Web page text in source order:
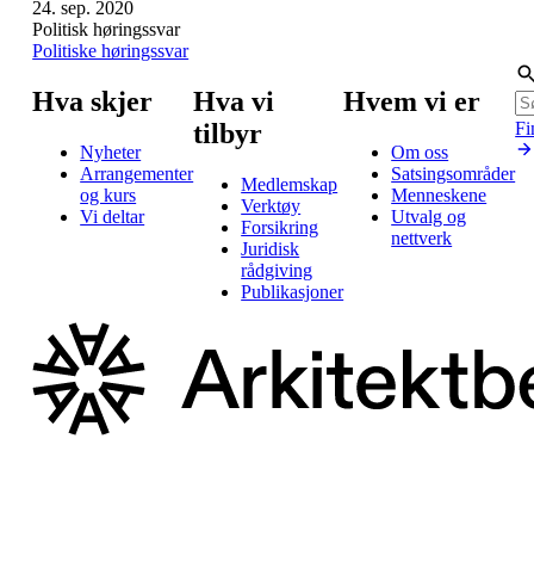
24. sep. 2020
Politisk høringssvar
Politiske høringssvar
Hva skjer
Nyheter
Arrangementer
og kurs
Vi deltar
Hva vi
tilbyr
Medlemskap
Verktøy
Forsikring
Juridisk
rådgiving
Publikasjoner
Hvem vi er
Om oss
Satsingsområder
Menneskene
Utvalg og
nettverk